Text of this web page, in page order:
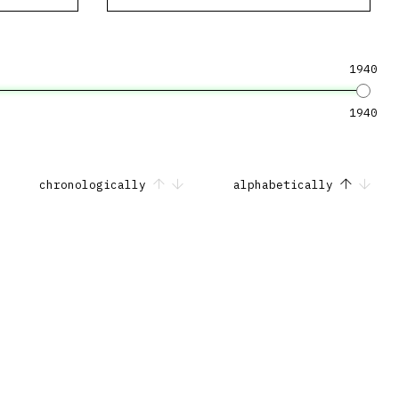
1940
1940
chronologically alphabetically